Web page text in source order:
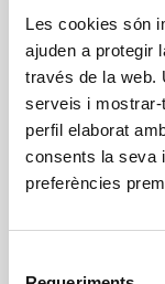
Les cookies són
ajuden a protegir
través de la web.
serveis i mostrar-
perfil elaborat
consents la seva
preferències